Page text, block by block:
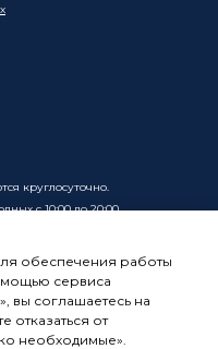
информационный
офертой в смысле
товаров и услуг
и фиксируется в
услуг определяются
круглосуточно.
с 10:00 до 20:00
обеспечения работы
сервиса
вы соглашаетесь на
отказаться от
необходимые».